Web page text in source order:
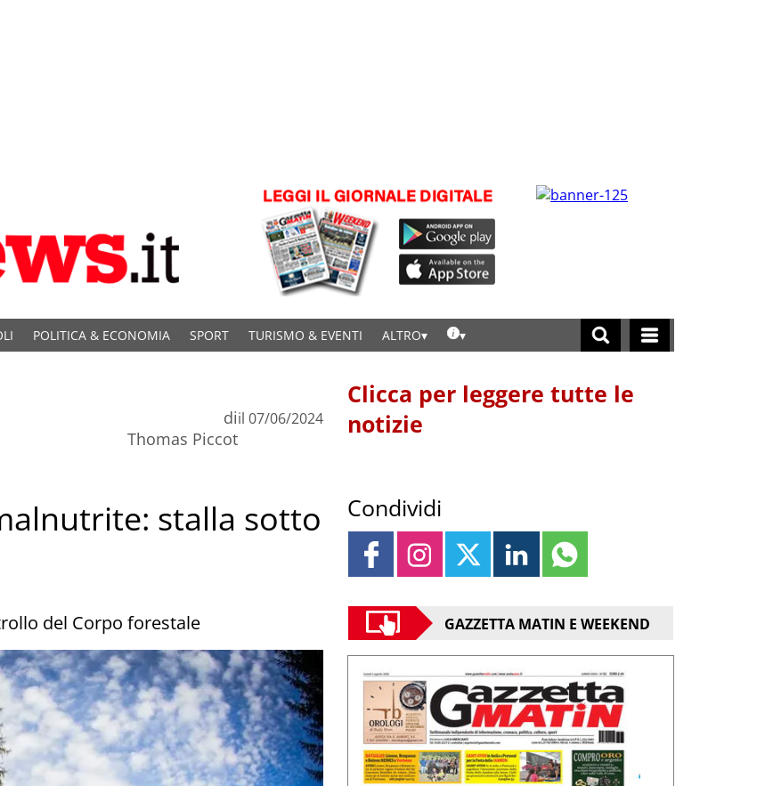
POLITICA & ECONOMIA SPORT TURISMO & EVENTI ALTRO
di
Thomas Piccot
il 07/06/2024
stalla sotto
del Corpo forestale
Clicca per leggere tutte le
notizie
Condividi
GAZZETTA MATIN E WEEKEND